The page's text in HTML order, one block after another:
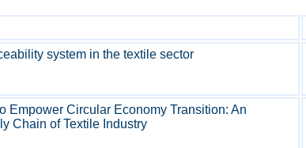
system in the textile sector
Empower Circular Economy Transition: An
Chain of Textile Industry